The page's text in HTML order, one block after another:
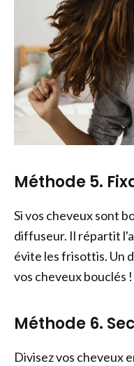
Méthode 5.
Si vos cheveux sont
diffuseur. Il répartit
évite les frisottis. Un
vos cheveux bouclés !
Méthode 6.
Divisez vos cheveux